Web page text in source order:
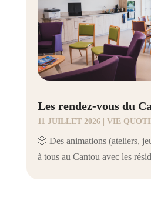
Les rendez-vous du
11 JUILLET 2026| VIE
🎲 Des animations (ateliers,
à tous au Cantou avec les